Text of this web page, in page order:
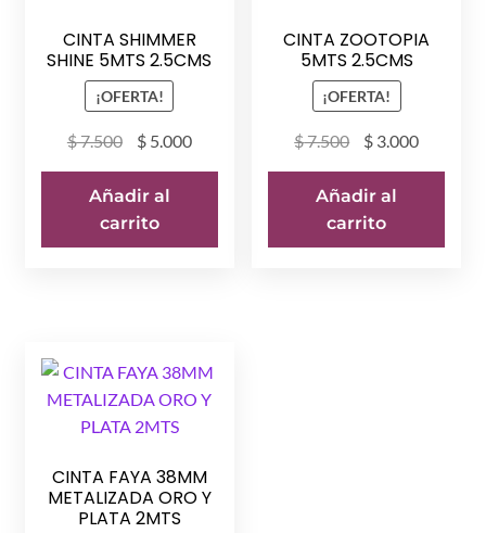
CINTA SHIMMER
SHINE 5MTS 2.5CMS
¡OFERTA!
$7.500
El
precio
original
era:
$ 7.500.
$5.000El
precio
$ 5.000.
Añadir al
carrito
CINTA ZOOTOPIA
5MTS 2.5CMS
¡OFERTA!
$7.500
El
precio
original
era:
$ 7.500.
$ 3.000El
precio
$ 3.000.
Añadir al
carrito
CINTA FAYA 38MM
METALIZADA ORO Y
PLATA 2MTS